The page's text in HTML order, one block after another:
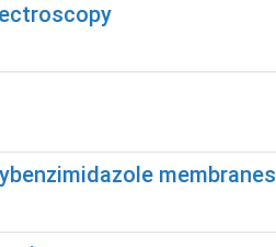
membranes